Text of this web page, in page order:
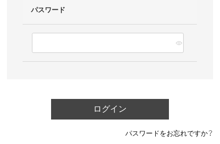
パスワード
ログイン
パスワードをお忘れですか？